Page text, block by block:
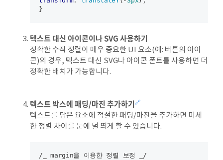
텍스트 대신 아이콘이나 SVG 사용하기
정확한 수직 정렬이 매우 중요한 UI 요소(예: 버튼의 아이
콘)의 경우, 텍스트 대신 SVG나 아이콘 폰트를 사용하면 더
정확한 배치가 가능합니다.
텍스트 박스에 패딩/마진 추가하기🔗
텍스트를 담은 요소에 적절한 패딩/마진을 추가하면 미세
한 정렬 차이를 눈에 덜 띄게 할 수 있습니다.
/_ margin을 이용한 정렬 보정 _/